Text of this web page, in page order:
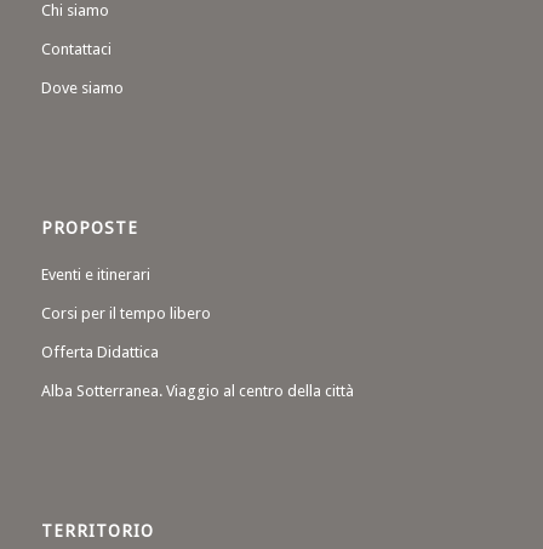
Chi siamo
Contattaci
Dove siamo
PROPOSTE
Eventi e itinerari
Corsi per il tempo libero
Offerta Didattica
Alba Sotterranea. Viaggio al centro della città
TERRITORIO